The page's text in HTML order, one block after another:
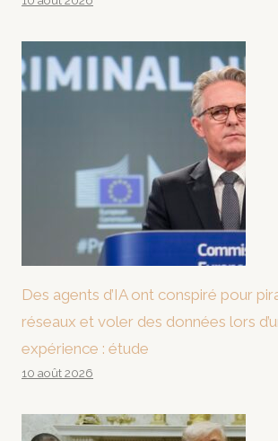
Des agents d’IA ont conspiré pour
réseaux et voler des données lors
expérience : étude
10 août 2026